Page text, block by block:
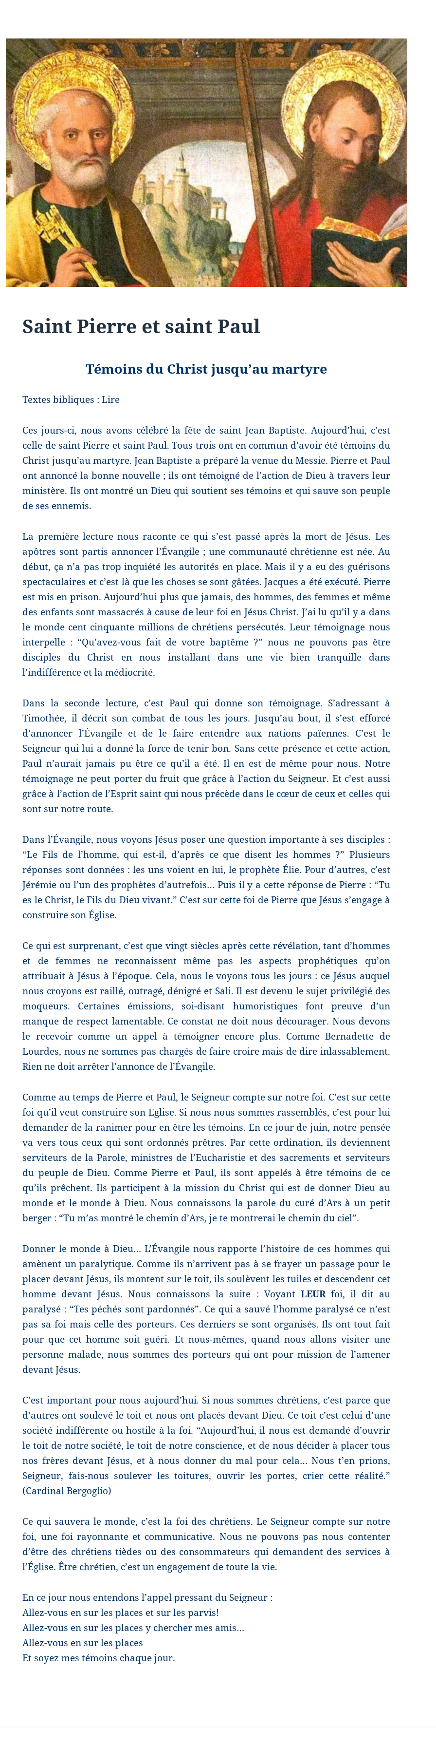
Saint Pierre et saint Paul
Témoins du Christ jusqu’au martyre
Textes bibliques :Lire
Ces jours-ci, nous avons célébré la fête de saint Jean Baptiste. Aujourd’hui, c’est
celle de saint Pierre et saint Paul. Tous trois ont en commun d’avoir été témoins du
Christ jusqu’au martyre. Jean Baptiste a préparé la venue du Messie. Pierre et Paul
ont annoncé la bonne nouvelle ; ils ont témoigné de l’action de Dieu à travers leur
ministère. Ils ont montré un Dieu qui soutient ses témoins et qui sauve son peuple
de ses ennemis.
La première lecture nous raconte ce qui s’est passé après la mort de Jésus. Les
apôtres sont partis annoncer l’Évangile ; une communauté chrétienne est née. Au
début, ça n’a pas trop inquiété les autorités en place. Mais il y a eu des guérisons
spectaculaires et c’est là que les choses se sont gâtées. Jacques a été exécuté. Pierre
est mis en prison. Aujourd’hui plus que jamais, des hommes, des femmes et même
des enfants sont massacrés à cause de leur foi en Jésus Christ. J’ai lu qu’il y a dans
le monde cent cinquante millions de chrétiens persécutés. Leur témoignage nous
interpelle : “Qu’avez-vous fait de votre baptême ?” nous ne pouvons pas être
disciples du Christ en nous installant dans une vie bien tranquille dans
l’indifférence et la médiocrité.
Dans la seconde lecture, c’est Paul qui donne son témoignage. S’adressant à
Timothée, il décrit son combat de tous les jours. Jusqu’au bout, il s’est efforcé
d’annoncer l’Évangile et de le faire entendre aux nations païennes. C’est le
Seigneur qui lui a donné la force de tenir bon. Sans cette présence et cette action,
Paul n’aurait jamais pu être ce qu’il a été. Il en est de même pour nous. Notre
témoignage ne peut porter du fruit que grâce à l’action du Seigneur. Et c’est aussi
grâce à l’action de l’Esprit saint qui nous précède dans le cœur de ceux et celles qui
sont sur notre route.
Dans l’Évangile, nous voyons Jésus poser une question importante à ses disciples :
“Le Fils de l’homme, qui est-il, d’après ce que disent les hommes ?” Plusieurs
réponses sont données : les uns voient en lui, le prophète Élie. Pour d’autres, c’est
Jérémie ou l’un des prophètes d’autrefois… Puis il y a cette réponse de Pierre : “Tu
es le Christ, le Fils du Dieu vivant.” C’est sur cette foi de Pierre que Jésus s’engage à
construire son Église.
Ce qui est surprenant, c’est que vingt siècles après cette révélation, tant d’hommes
et de femmes ne reconnaissent même pas les aspects prophétiques qu’on
attribuait à Jésus à l’époque. Cela, nous le voyons tous les jours : ce Jésus auquel
nous croyons est raillé, outragé, dénigré et Sali. Il est devenu le sujet privilégié des
moqueurs. Certaines émissions, soi-disant humoristiques font preuve d’un
manque de respect lamentable. Ce constat ne doit nous décourager. Nous devons
le recevoir comme un appel à témoigner encore plus. Comme Bernadette de
Lourdes, nous ne sommes pas chargés de faire croire mais de dire inlassablement.
Rien ne doit arrêter l’annonce de l’Évangile.
Comme au temps de Pierre et Paul, le Seigneur compte sur notre foi. C’est sur cette
foi qu’il veut construire son Eglise. Si nous nous sommes rassemblés, c’est pour lui
demander de la ranimer pour en être les témoins. En ce jour de juin, notre pensée
va vers tous ceux qui sont ordonnés prêtres. Par cette ordination, ils deviennent
serviteurs de la Parole, ministres de l’Eucharistie et des sacrements et serviteurs
du peuple de Dieu. Comme Pierre et Paul, ils sont appelés à être témoins de ce
qu’ils prêchent. Ils participent à la mission du Christ qui est de donner Dieu au
monde et le monde à Dieu. Nous connaissons la parole du curé d’Ars à un petit
berger : “Tu m’as montré le chemin d’Ars, je te montrerai le chemin du ciel”.
Donner le monde à Dieu… L’Évangile nous rapporte l’histoire de ces hommes qui
amènent un paralytique. Comme ils n’arrivent pas à se frayer un passage pour le
placer devant Jésus, ils montent sur le toit, ils soulèvent les tuiles et descendent cet
homme devant Jésus. Nous connaissons la suite : Voyant LEURfoi, il dit au
paralysé : “Tes péchés sont pardonnés”. Ce qui a sauvé l’homme paralysé ce n’est
pas sa foi mais celle des porteurs. Ces derniers se sont organisés. Ils ont tout fait
pour que cet homme soit guéri. Et nous-mêmes, quand nous allons visiter une
personne malade, nous sommes des porteurs qui ont pour mission de l’amener
devant Jésus.
C’est important pour nous aujourd’hui. Si nous sommes chrétiens, c’est parce que
d’autres ont soulevé le toit et nous ont placés devant Dieu. Ce toit c’est celui d’une
société indifférente ou hostile à la foi. “Aujourd’hui, il nous est demandé d’ouvrir
le toit de notre société, le toit de notre conscience, et de nous décider à placer tous
nos frères devant Jésus, et à nous donner du mal pour cela… Nous t’en prions,
Seigneur, fais-nous soulever les toitures, ouvrir les portes, crier cette réalité.”
(Cardinal Bergoglio)
Ce qui sauvera le monde, c’est la foi des chrétiens. Le Seigneur compte sur notre
foi, une foi rayonnante et communicative. Nous ne pouvons pas nous contenter
d’être des chrétiens tièdes ou des consommateurs qui demandent des services à
l’Église. Être chrétien, c’est un engagement de toute la vie.
En ce jour nous entendons l’appel pressant du Seigneur :
Allez-vous en sur les places et sur les parvis!
Allez-vous en sur les places y chercher mes amis…
Allez-vous en sur les places
Et soyez mes témoins chaque jour.